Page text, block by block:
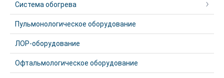
Система обогрева
Пульмонологическое оборудование
ЛОР-оборудование
Офтальмологическое оборудование